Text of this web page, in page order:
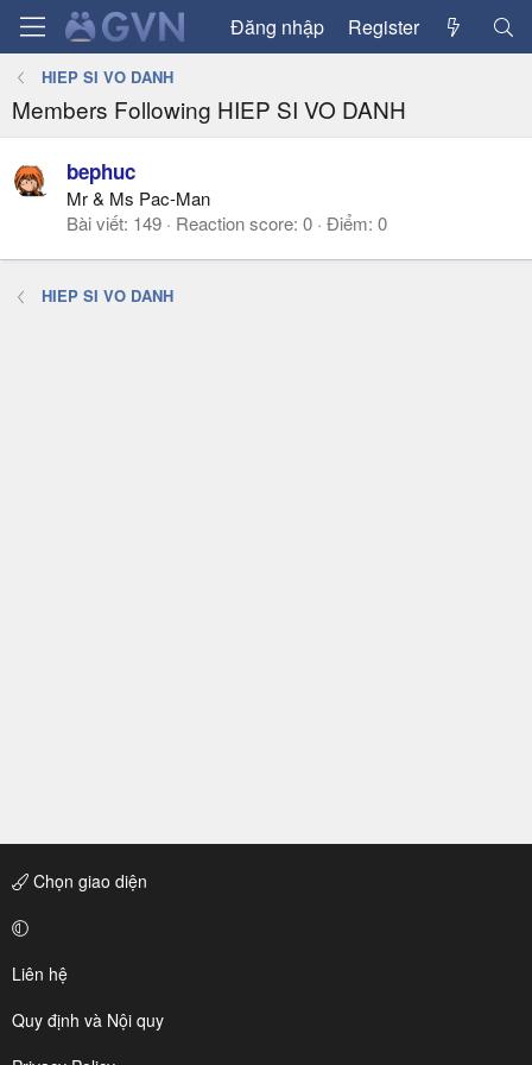
Đăng nhập Register
HIEP SI VO DANH
Members Following HIEP SI VO DANH
bephuc
Mr & Ms Pac-Man
Bài viết 149 Reaction score 0 Điểm 0
HIEP SI VO DANH
Chọn giao diện
Liên hệ
Quy định và Nội quy